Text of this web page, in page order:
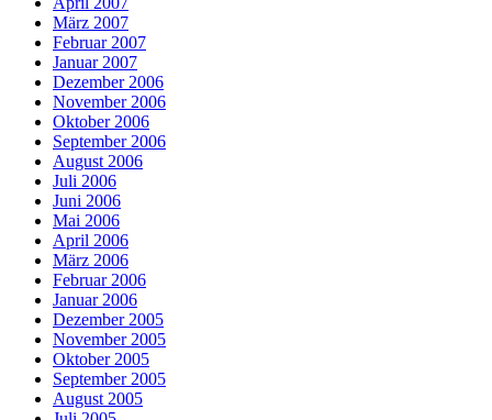
März 2007
Februar 2007
Januar 2007
Dezember 2006
November 2006
Oktober 2006
September 2006
August 2006
Juli 2006
Juni 2006
Mai 2006
April 2006
März 2006
Februar 2006
Januar 2006
Dezember 2005
November 2005
Oktober 2005
September 2005
August 2005